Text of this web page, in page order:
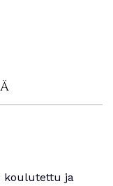
koulutettu ja